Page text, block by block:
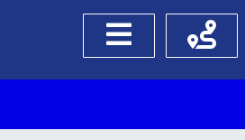
Боковое менюСхема